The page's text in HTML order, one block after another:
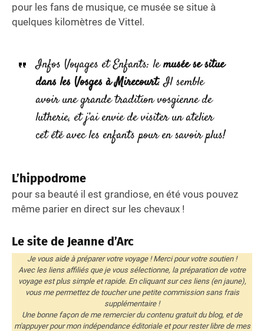
pour les fans de musique, ce musée se situe à
quelques kilomètres de Vittel.
Infos Voyages et Enfants: lemusée se situe
dans les Vosges à Mirecourt. Il semble
avoir une grande tradition vosgienne de
lutherie, et j’ai envie de visiter un atelier
cet été avec les enfants pour en savoir plus!
L’hippodrome
pour sa beauté il est grandiose, en été vous pouvez
même parier en direct sur les chevaux !
Le site de Jeanne d’Arc
Je vous aide à préparer votre voyage ! Merci pour votre soutien !
Avec les liens affiliés que je vous sélectionne, la préparation de votre
voyage est plus simple et rapide. En cliquant sur ces liens (en jaune),
vous me permettez de toucher une petite commission sans frais
supplémentaire !
Une bonne façon de me remercier du contenu gratuit du blog, et de
m'appuyer pour mon indépendance éditoriale et pour rester libre de mes